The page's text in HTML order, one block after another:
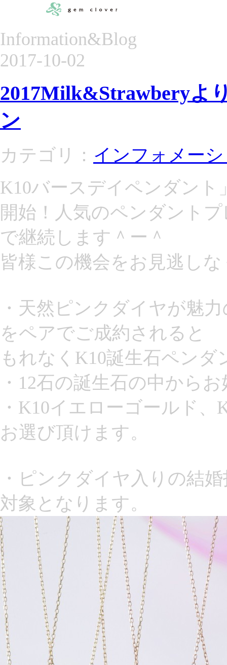
Information&Blog
2017-10-02
2017Milk&Strawberyよ
ン
カテゴリ： インフォメー
K10バースデイペンダン
開始！人気のペンダント
で継続します＾ー＾
皆様この機会をお見逃しな
・天然ピンクダイヤが魅
をペアでご成約されると
もれなくK10誕生石ペン
・12石の誕生石の中から
・K10イエローゴールド
お選び頂けます。
・ピンクダイヤ入りの結
対象となります。